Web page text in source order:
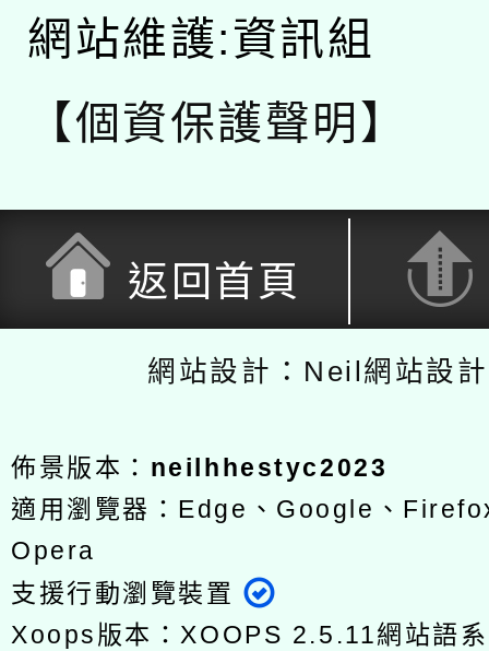
網站維護:資訊組
【個資保護聲明】
返回首頁
網站設計：Neil網站設
佈景版本： neilhhestyc2023
適用瀏覽器：Edge、Google、
Opera
支援行動瀏覽裝置
Xoops版本：XOOPS 2.5.11網站語